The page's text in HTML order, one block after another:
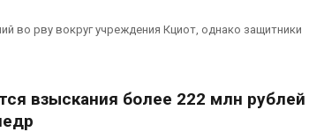
во рву вокруг учреждения Кциот, однако защитники
взыскания более 222 млн рублей
установки
панелей для
Авг 6, 2026
установили